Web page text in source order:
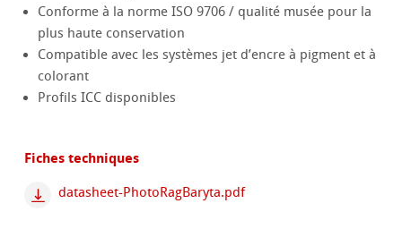
Conforme à la norme ISO 9706 / qualité musée pour la
plus haute conservation
Compatible avec les systèmes jet d’encre à pigment et à
colorant
Profils ICC disponibles
Fiches techniques
datasheet-PhotoRagBaryta.pdf